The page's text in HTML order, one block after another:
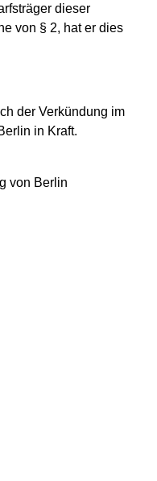
dieser
von § 2, hat er dies
der Verkündung im
in Kraft.
von Berlin